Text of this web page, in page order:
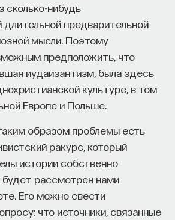
сколько-нибудь
предварительной
мысли. Поэтому
предположить, что
иудаизантизм, была здесь
культуре, в том
Европе и Польше.
образом проблемы есть
ракурс, который
истории собственно
будет рассмотрен нами
Его можно свести
что источники, связанные